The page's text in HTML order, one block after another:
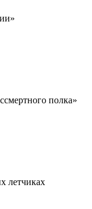
полка»
летчиках